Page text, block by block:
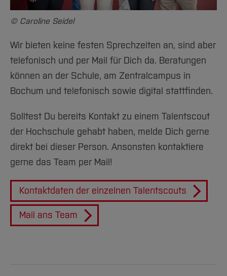
© Caroline Seidel
Wir bieten keine festen Sprechzeiten an, sind aber
telefonisch und per Mail für Dich da. Beratungen
können an der Schule, am Zentralcampus in
Bochum und telefonisch sowie digital stattfinden.
Solltest Du bereits Kontakt zu einem Talentscout
der Hochschule gehabt haben, melde Dich gerne
direkt bei dieser Person. Ansonsten kontaktiere
gerne das Team per Mail!
Kontaktdaten der einzelnen Talentscouts
Mail ans Team